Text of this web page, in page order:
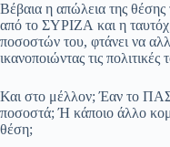
Βέβαια η απώλεια της θέσης
από το ΣΥΡΙΖΑ και η
ποσοστών του, φτάνει να
ικανοποιώντας τις πολιτικές
Και στο μέλλον; Έαν το
ποσοστά; Ή κάποιο άλλο
θέση;